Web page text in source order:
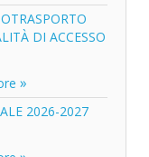
DI ACCESSO
2026-2027